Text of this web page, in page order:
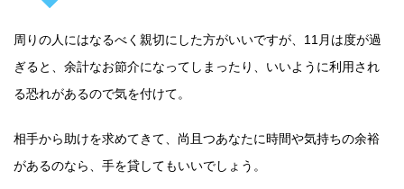
周りの人にはなるべく親切にした方がいいですが、11月は度が過
ぎると、余計なお節介になってしまったり、いいように利用され
る恐れがあるので気を付けて。
相手から助けを求めてきて、尚且つあなたに時間や気持ちの余裕
があるのなら、手を貸してもいいでしょう。